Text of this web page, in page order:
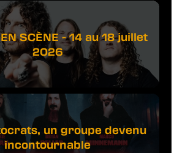
SCÈNE - 14 au 18 juillet
2026
un groupe devenu
incontournable